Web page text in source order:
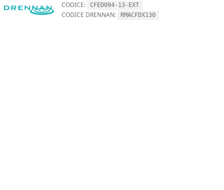
CODICE: CFED094-13-EXT
CODICE DRENNAN: RMACFDX130